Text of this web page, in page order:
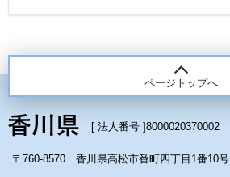
ページトップへ
[ 法人番号 ]8000020370002
〒760-8570 香川県高松市番町四丁目1番10号